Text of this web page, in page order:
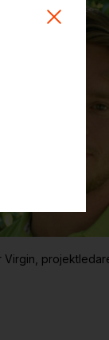
Virgin,